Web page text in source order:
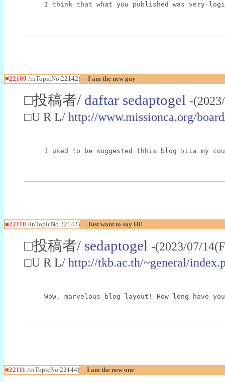
I think that what you published was very
■22109 /inTopicNo.22142) I am the new guy
□投稿者/ daftar sedaptogel -
□U R L/ http://www.missionca.org/
I used to be suggested thhis blog viia my
■22110 /inTopicNo.22143) Just want to say Hi!
□投稿者/ sedaptogel -(2023/07/
□U R L/ http://tkb.ac.th/~general/
Wow, marvelous blog layout! How long
■22111 /inTopicNo.22144) I am the new one